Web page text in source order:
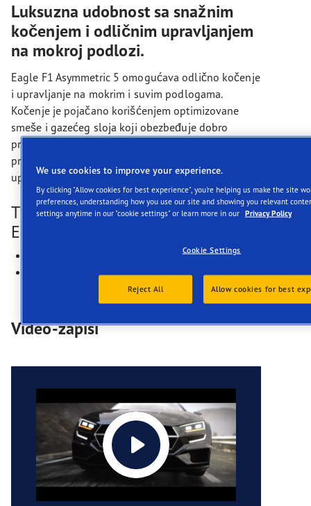
Luksuzna udobnost sa snažnim
kočenjem i odličnim upravljanjem
na mokroj podlozi.
Eagle F1 Asymmetric 5 omogućava odlično kočenje
i upravljanje na mokrim i suvim podlogama.
Kočenje je pojačano korišćenjem optimizovane
smeše i gazećeg sloja koji obezbeđuje dobro
prianjanje. Kruta konstrukcija obezbeđuje precizan
prenos snage koji rezultuje optimizovanim
upravljanjem na suvoj podlozi.
The advantages of Goodyear’s
Eagle F1 Asymmetric 5 at a glance:
Kraći zaustavni put na mokroj podlozi
Osećaj sportskog upravljanja na suvoj podlozi
Video-zapisi
We use cookies to improve your experience.
By clicking "Allow cookies for best experience", you're helping us make the site
preferences, understanding how you use our site and showing you relevant
settings anytime in our "cookie settings" or learn more in our Privacy Policy
Cookie Settings
Reject All Allow cookies for best